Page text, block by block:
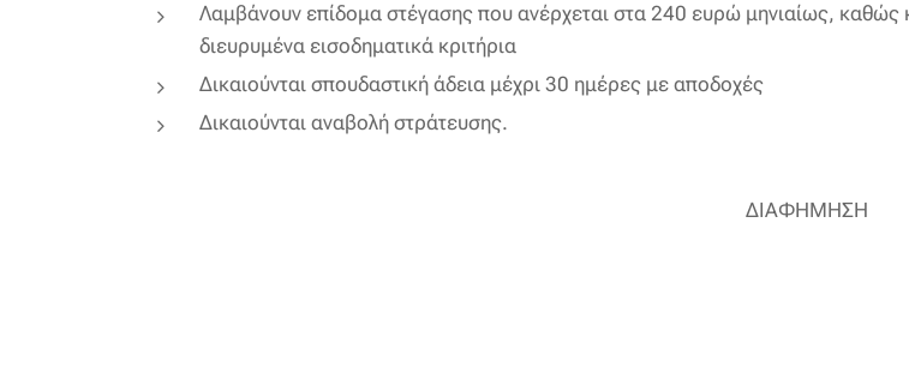
Λαμβάνουν επίδομα στέγασης που ανέρχεται στα 240 ευρώ μηνιαίως, καθώς
διευρυμένα εισοδηματικά κριτήρια
Δικαιούνται σπουδαστική άδεια μέχρι 30 ημέρες με αποδοχές
Δικαιούνται αναβολή στράτευσης.
ΔΙΑΦΗΜΗΣΗ